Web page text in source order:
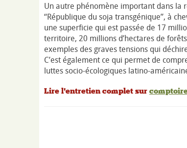
Un autre phénomène important dans la
“République du soja transgénique”, à
une superficie qui est passée de 17
territoire, 20 millions d’hectares de
exemples des graves tensions qui
C’est également ce qui permet de
luttes socio-écologiques latino-
Lire l'entretien complet sur